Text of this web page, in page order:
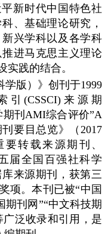
新时代中国特色社
、基础理论研究，
兴学科以及各学科
进马克思主义理论
实践的结合。
学版）》创刊于1999
(CSSCI)来源期
期刊AMI综合评价”A
要目总览》（2017
转载来源期刊、
届全国百强社科学
来源期刊，获第三
项。本刊已被“中国
期刊网”“中文科技期
广泛收录和引用，是